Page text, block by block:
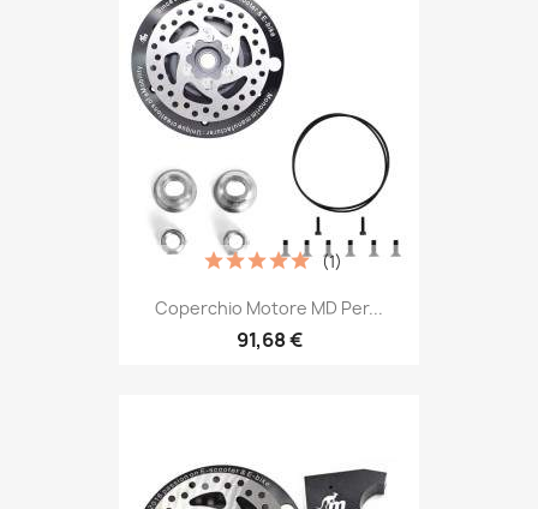
Coperchio Motore MD Per...
91,68 €
(1)